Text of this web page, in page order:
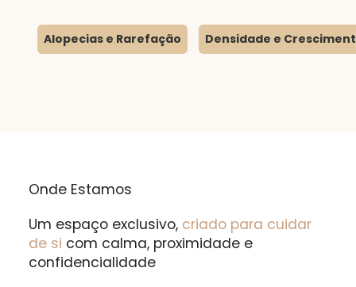
Alopecias e Rarefação Densidade e
Onde Estamos
Um espaço exclusivo, criado para cuidar
de si com calma, proximidade e
confidencialidade